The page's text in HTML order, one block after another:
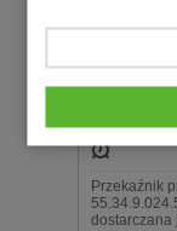
Przekaźnik
dostarczana